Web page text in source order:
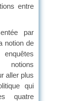
entre
par
notion de
aller plus
qui
quatre